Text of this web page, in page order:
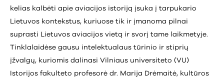
kelias kalbėti apie aviacijos istoriją įsuka į tarpukario
Lietuvos kontekstus, kuriuose tik ir įmanoma pilnai
suprasti Lietuvos aviacijos vietą ir svorį tame laikmetyje.
Tinklalaidėse gausu intelektualaus tūrinio ir stiprių
įžvalgų, kuriomis dalinasi Vilniaus universiteto (VU)
Istorijos fakulteto profesorė dr. Marija Drėmaitė, kultūros